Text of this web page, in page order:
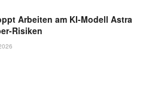
Arbeiten am KI-Modell Astra
Risiken